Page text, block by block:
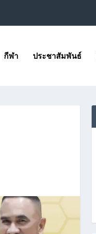
กีฬา ประชาสัมพันธ์